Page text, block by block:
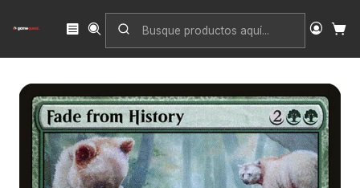
Inicio Singles
The Brothers' War
Fade from History | Inglés | NM | BRO